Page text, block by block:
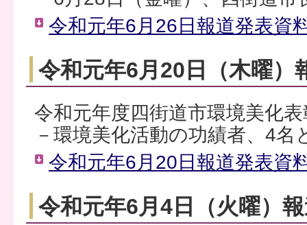
令和元年6月26日報道発表資
令和元年6月20日（木曜）
令和元年度四街道市環境美化
－環境美化活動の功績者、4
令和元年6月20日報道発表資
令和元年6月4日（火曜）